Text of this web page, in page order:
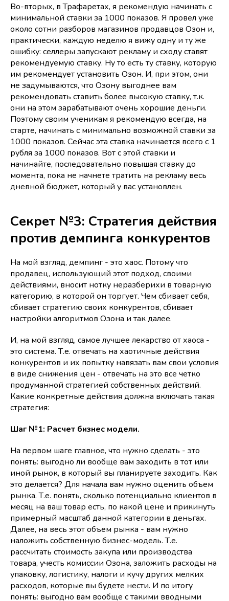
Во-вторых, в Трафаретах, я рекомендую начинать с
минимальной ставки за 1000 показов. Я провел уже
около сотни разборов магазинов продавцов Озон и,
практически, каждую неделю я вижу одну и ту же
ошибку: селлеры запускают рекламу и сходу ставят
рекомендуемую ставку. Ну то есть ту ставку, которую
им рекомендует установить Озон. И, при этом, они
не задумываются, что Озону выгоднее вам
рекомендовать ставить более высокую ставку, т.к.
они на этом зарабатывают очень хорошие деньги.
Поэтому своим ученикам я рекомендую всегда, на
старте, начинать с минимально возможной ставки за
1000 показов. Сейчас эта ставка начинается всего с 1
рубля за 1000 показов. Вот с этой ставки и
начинайте, последовательно повышая ставку до
момента, пока не начнете тратить на рекламу весь
дневной бюджет, который у вас установлен.
Секрет №3: Стратегия действия
против демпинга конкурентов
На мой взгляд, демпинг - это хаос. Потому что
продавец, использующий этот подход, своими
действиями, вносит нотку неразберихи в товарную
категорию, в которой он торгует. Чем сбивает себя,
сбивает стратегию своих конкурентов, сбивает
настройки алгоритмов Озона и так далее.
И, на мой взгляд, самое лучшее лекарство от хаоса -
это система. Т.е. отвечать на хаотичные действия
конкурентов и их попытку навязать вам свои условия
в виде снижения цен - отвечать на это все четко
продуманной стратегией собственных действий.
Какие конкретные действия должна включать такая
стратегия:
Шаг №1: Расчет бизнес модели.
На первом шаге главное, что нужно сделать - это
понять: выгодно ли вообще вам заходить в тот или
иной рынок, в который вы планируете заходить. Как
это делается? Для начала вам нужно оценить объем
рынка. Т.е. понять, сколько потенциально клиентов в
месяц на ваш товар есть, по какой цене и прикинуть
примерный масштаб данной категории в деньгах.
Далее, на весь этот объем рынка - вам нужно
наложить собственную бизнес-модель. Т.е.
рассчитать стоимость закупа или производства
товара, учесть комиссии Озона, заложить расходы на
упаковку, логистику, налоги и кучу других мелких
расходов, которые вы будете нести. И по итогу
понять: выгодно вам вообще с такими вводными